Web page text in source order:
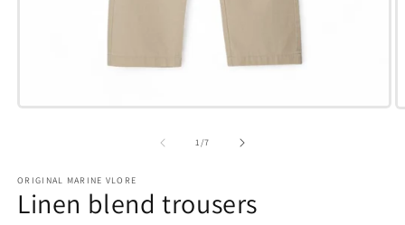
Hap
1/e7
ORIGINAL MARINE VLORE
Linen blend trousers